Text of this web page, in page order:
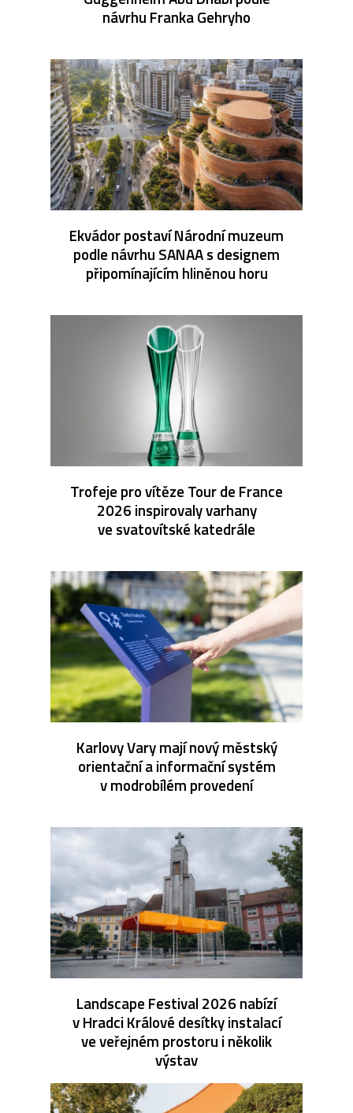
návrhu Franka Gehryho
Ekvádor postaví Národní muzeum
podle návrhu SANAA s designem
připomínajícím hliněnou horu
Trofeje pro vítěze Tour de France
2026 inspirovaly varhany
ve svatovítské katedrále
Karlovy Vary mají nový městský
orientační a informační systém
v modrobílém provedení
Landscape Festival 2026 nabízí
v Hradci Králové desítky instalací
ve veřejném prostoru i několik
výstav